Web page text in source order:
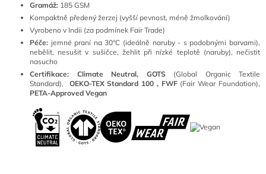
Gramáž: 185 GSM
Kompaktně předený žerzej (vyšší pevnost, méně žmolkování)
Vyrobeno v Indii (za podmínek Fair Trade)
Péče: jemné praní na 30°C (ideálně naruby - s podobnými barvami),
nebělit, nesušit v sušičce, žehlit při nízké teplotě (naruby), nečistit
nasucho
Certifikace: Climate Neutral, GOTS(Global Organic Textile
Standard),
OEKO-TEX Standard 100 , FWF (Fair Wear Foundation),
PETA-Approved Vegan